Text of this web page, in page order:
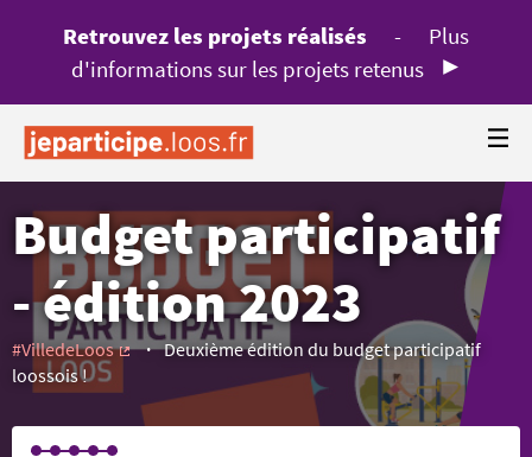
Retrouvez les projets réalisés -
Plus
d'informations sur les projets retenus
Budget participatif
- édition 2023
#VilledeLoos
Deuxième édition du budget participatif
loossois !